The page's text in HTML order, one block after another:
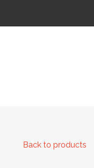
Back to products